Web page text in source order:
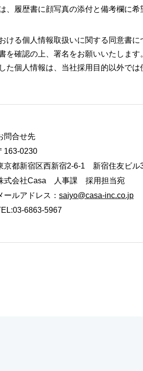
、履歴書に顔写真の添付と備考欄に希
ける個人情報取扱いに関する同意書に
を確認の上、署名をお願いいたします
た個人情報は、当社採用目的以外では
問合せ先
163-0230
京都新宿区西新宿2-6-1 新宿住友ビル
式会社Casa 人事課 採用担当宛
ールアドレス： saiyo@casa-inc.co.jp
6863-5967